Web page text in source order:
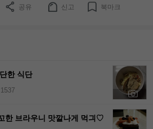
공유 신고 북마크
한 식단
1537
한 브라우니 맛깔나게 먹긔♡